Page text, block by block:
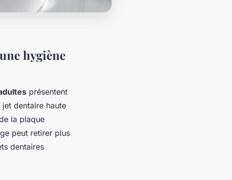
hygiène
présentent
dentaire haute
la plaque
peut retirer plus
dentaires